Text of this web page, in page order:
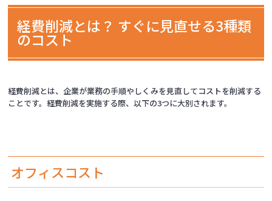
経費削減とは？ すぐに見直せる3種類
のコスト
経費削減とは、企業が業務の手順やしくみを見直してコストを削減する
ことです。経費削減を実施する際、以下の3つに大別されます。
オフィスコスト